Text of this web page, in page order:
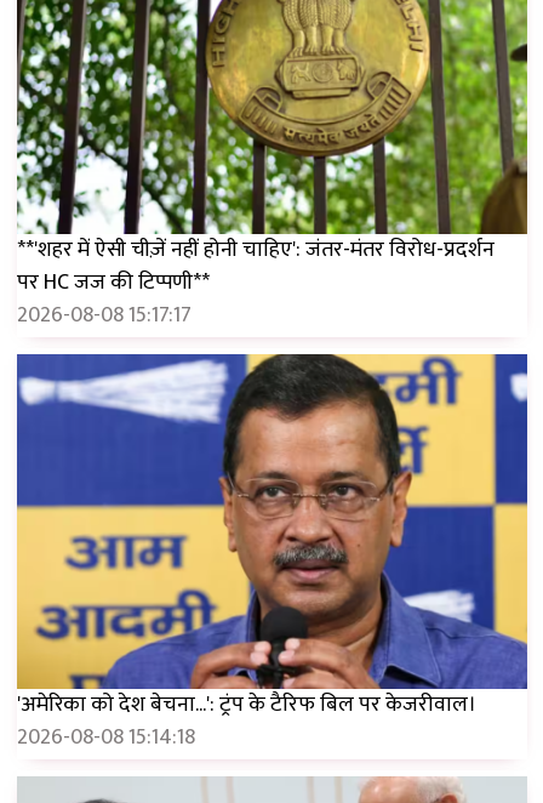
**'शहर में ऐसी चीज़ें नहीं होनी चाहिए': जंतर-मंतर विरोध-प्रदर्शन
पर HC जज की टिप्पणी**
2026-08-08 15:17:17
'अमेरिका को देश बेचना...': ट्रंप के टैरिफ बिल पर केजरीवाल।
2026-08-08 15:14:18